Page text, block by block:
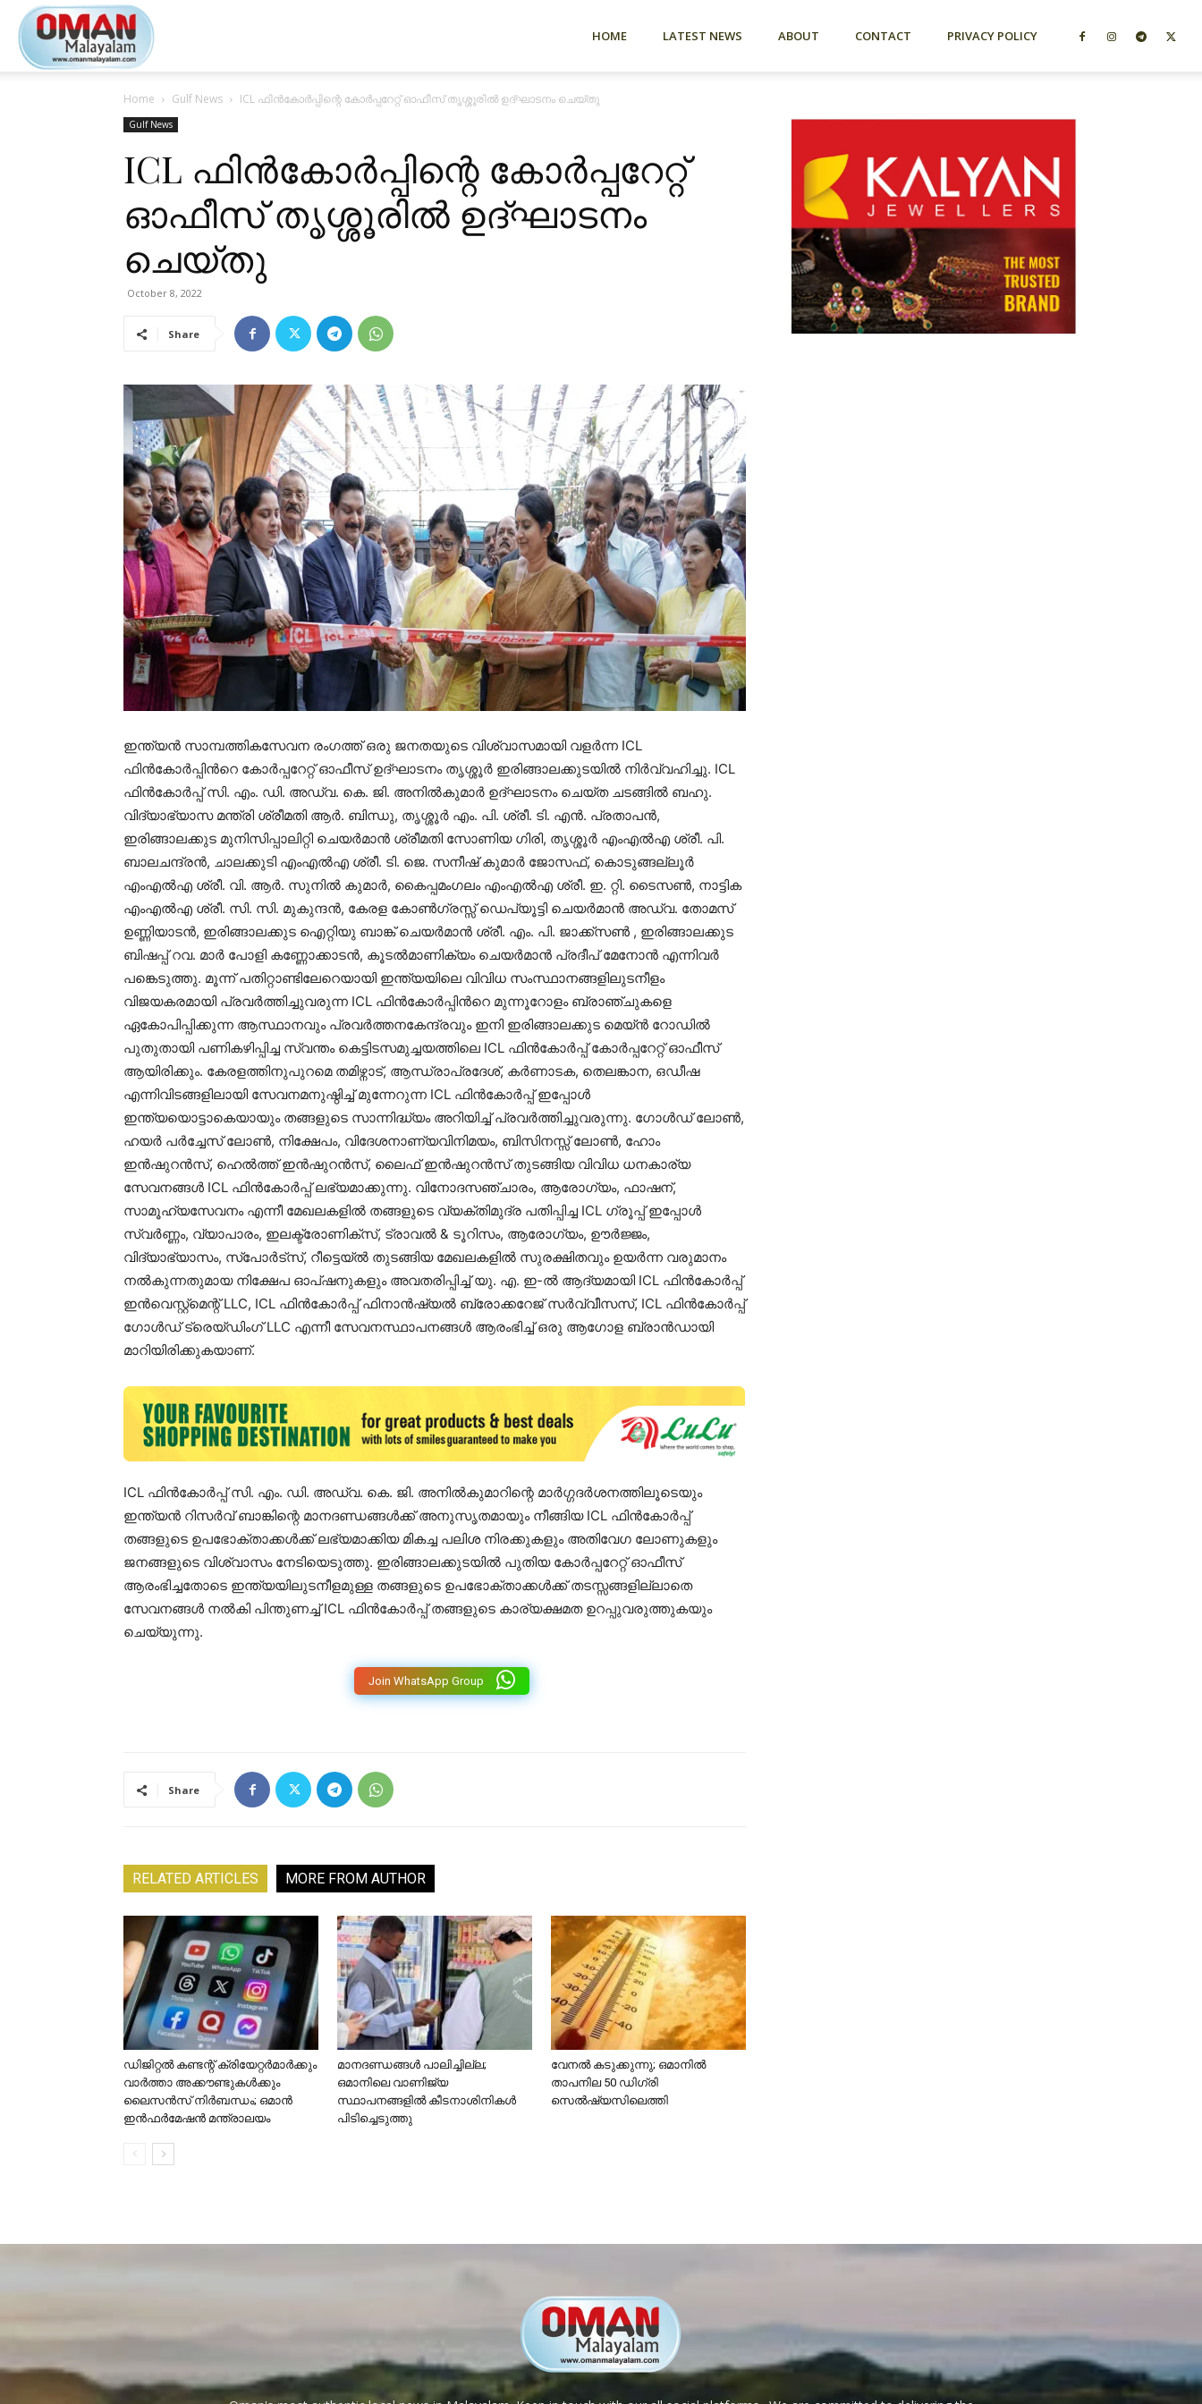
Malayalam
HOME LATEST NEWS ABOUT CONTACT PRIVACY POLICY
Home Gulf News ICL ഫിൻകോർപ്പിന്റെ കോർപ്പറേറ്റ് ഓഫീസ് തൃശ്ശൂരിൽ ഉദ്‌ഘാടനം ചെയ്തു
Gulf News
ICL ഫിൻകോർപ്പിന്റെ കോർപ്പറേറ്റ്
ഓഫീസ് തൃശ്ശൂരിൽ ഉദ്‌ഘാടനം
ചെയ്തു
October 8, 2022
Share
ഇന്ത്യൻ സാമ്പത്തികസേവന രംഗത്ത് ഒരു ജനതയുടെ വിശ്വാസമായി വളർന്ന ICL
ഫിൻകോർപ്പിൻറെ കോർപ്പറേറ്റ് ഓഫീസ് ഉദ്ഘാടനം തൃശ്ശൂർ ഇരിങ്ങാലക്കുടയിൽ നിർവ്വഹിച്ചു. ICL
ഫിൻകോർപ്പ് സി. എം. ഡി. അഡ്വ. കെ. ജി. അനിൽകുമാർ ഉദ്ഘാടനം ചെയ്ത ചടങ്ങിൽ ബഹു.
വിദ്യാഭ്യാസ മന്ത്രി ശ്രീമതി ആർ. ബിന്ധു, തൃശ്ശൂർ എം. പി. ശ്രീ. ടി. എൻ. പ്രതാപൻ,
ഇരിങ്ങാലക്കുട മുനിസിപ്പാലിറ്റി ചെയർമാൻ ശ്രീമതി സോണിയ ഗിരി, തൃശ്ശൂർ എംഎൽഎ ശ്രീ. പി.
ബാലചന്ദ്രൻ, ചാലക്കുടി എംഎൽഎ ശ്രീ. ടി. ജെ. സനീഷ് കുമാർ ജോസഫ്, കൊടുങ്ങല്ലൂർ
എംഎൽഎ ശ്രീ. വി. ആർ. സുനിൽ കുമാർ, കൈപ്പമംഗലം എംഎൽഎ ശ്രീ. ഇ. റ്റി. ടൈസൺ, നാട്ടിക
എംഎൽഎ ശ്രീ. സി. സി. മുകുന്ദൻ, കേരള കോൺഗ്രസ്സ് ഡെപ്യൂട്ടി ചെയർമാൻ അഡ്വ. തോമസ്
ഉണ്ണിയാടൻ, ഇരിങ്ങാലക്കുട ഐറ്റിയു ബാങ്ക് ചെയർമാൻ ശ്രീ. എം. പി. ജാക്ക്സൺ , ഇരിങ്ങാലക്കുട
ബിഷപ്പ് റവ. മാർ പോളി കണ്ണോക്കാടൻ, കൂടൽമാണിക്യം ചെയർമാൻ പ്രദീപ് മേനോൻ എന്നിവർ
പങ്കെടുത്തു. മൂന്ന് പതിറ്റാണ്ടിലേറെയായി ഇന്ത്യയിലെ വിവിധ സംസ്ഥാനങ്ങളിലുടനീളം
വിജയകരമായി പ്രവർത്തിച്ചുവരുന്ന ICL ഫിൻകോർപ്പിൻറെ മുന്നൂറോളം ബ്രാഞ്ചുകളെ
ഏകോപിപ്പിക്കുന്ന ആസ്ഥാനവും പ്രവർത്തനകേന്ദ്രവും ഇനി ഇരിങ്ങാലക്കുട മെയ്ൻ റോഡിൽ
പുതുതായി പണികഴിപ്പിച്ച സ്വന്തം കെട്ടിടസമുച്ചയത്തിലെ ICL ഫിൻകോർപ്പ് കോർപ്പറേറ്റ് ഓഫീസ്
ആയിരിക്കും. കേരളത്തിനുപുറമെ തമിഴ്നാട്, ആന്ധ്രാപ്രദേശ്, കർണാടക, തെലങ്കാന, ഒഡീഷ
എന്നിവിടങ്ങളിലായി സേവനമനുഷ്ഠിച്ച് മുന്നേറുന്ന ICL ഫിൻകോർപ്പ് ഇപ്പോൾ
ഇന്ത്യയൊട്ടാകെയായും തങ്ങളുടെ സാന്നിദ്ധ്യം അറിയിച്ച് പ്രവർത്തിച്ചുവരുന്നു. ഗോൾഡ് ലോൺ,
ഹയർ പർച്ചേസ് ലോൺ, നിക്ഷേപം, വിദേശനാണ്യവിനിമയം, ബിസിനസ്സ് ലോൺ, ഹോം
ഇൻഷുറൻസ്, ഹെൽത്ത് ഇൻഷുറൻസ്, ലൈഫ് ഇൻഷുറൻസ് തുടങ്ങിയ വിവിധ ധനകാര്യ
സേവനങ്ങൾ ICL ഫിൻകോർപ്പ് ലഭ്യമാക്കുന്നു. വിനോദസഞ്ചാരം, ആരോഗ്യം, ഫാഷന്,
സാമൂഹ്യസേവനം എന്നീ മേഖലകളിൽ തങ്ങളുടെ വ്യക്തിമുദ്ര പതിപ്പിച്ച ICL ഗ്രൂപ്പ് ഇപ്പോൾ
സ്വർണ്ണം, വ്യാപാരം, ഇലക്ട്രോണിക്സ്, ട്രാവൽ & ടൂറിസം, ആരോഗ്യം, ഊർജ്ജം,
വിദ്യാഭ്യാസം, സ്പോർട്സ്, റീട്ടെയ്ൽ തുടങ്ങിയ മേഖലകളിൽ സുരക്ഷിതവും ഉയർന്ന വരുമാനം
നൽകുന്നതുമായ നിക്ഷേപ ഓപ്ഷനുകളും അവതരിപ്പിച്ച് യു. എ. ഇ-ൽ ആദ്യമായി ICL ഫിൻകോർപ്പ്
ഇൻവെസ്റ്റ്മെന്റ് LLC, ICL ഫിൻകോർപ്പ് ഫിനാൻഷ്യൽ ബ്രോക്കറേജ് സർവ്വീസസ്, ICL ഫിൻകോർപ്പ്
ഗോൾഡ് ട്രെയ്ഡിംഗ് LLC എന്നീ സേവനസ്ഥാപനങ്ങൾ ആരംഭിച്ച് ഒരു ആഗോള ബ്രാൻഡായി
മാറിയിരിക്കുകയാണ്.
ICL ഫിൻകോർപ്പ് സി. എം. ഡി. അഡ്വ. കെ. ജി. അനിൽകുമാറിന്റെ മാർഗ്ഗദർശനത്തിലൂടെയും
ഇന്ത്യൻ റിസർവ് ബാങ്കിന്റെ മാനദണ്ഡങ്ങൾക്ക് അനുസൃതമായും നീങ്ങിയ ICL ഫിൻകോർപ്പ്
തങ്ങളുടെ ഉപഭോക്താക്കൾക്ക് ലഭ്യമാക്കിയ മികച്ച പലിശ നിരക്കുകളും അതിവേഗ ലോണുകളും
ജനങ്ങളുടെ വിശ്വാസം നേടിയെടുത്തു. ഇരിങ്ങാലക്കുടയിൽ പുതിയ കോർപ്പറേറ്റ് ഓഫീസ്
ആരംഭിച്ചതോടെ ഇന്ത്യയിലുടനീളമുള്ള തങ്ങളുടെ ഉപഭോക്താക്കൾക്ക് തടസ്സങ്ങളില്ലാതെ
സേവനങ്ങൾ നൽകി പിന്തുണച്ച് ICL ഫിൻകോർപ്പ് തങ്ങളുടെ കാര്യക്ഷമത ഉറപ്പുവരുത്തുകയും
ചെയ്യുന്നു.
Join WhatsApp Group
Share
RELATED ARTICLES MORE FROM AUTHOR
ഡിജിറ്റൽ കണ്ടന്റ് ക്രിയേറ്റർമാർക്കും
വാർത്താ അക്കൗണ്ടുകൾക്കും
ലൈസൻസ് നിർബന്ധം; ഒമാൻ
ഇൻഫർമേഷൻ മന്ത്രാലയം
മാനദണ്ഡങ്ങൾ പാലിച്ചില്ല;
ഒമാനിലെ വാണിജ്യ
സ്ഥാപനങ്ങളിൽ കീടനാശിനികൾ
പിടിച്ചെടുത്തു
വേനൽ കടുക്കുന്നു; ഒമാനിൽ
താപനില 50 ഡിഗ്രി
സെൽഷ്യസിലെത്തി